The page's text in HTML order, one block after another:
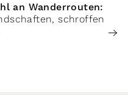
an Wanderrouten:
schroffen